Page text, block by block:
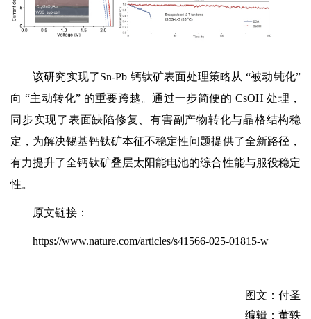
该研究实现了Sn-Pb 钙钛矿表面处理策略从 “被动钝化”
向 “主动转化” 的重要跨越。通过一步简便的 CsOH 处理，
同步实现了表面缺陷修复、有害副产物转化与晶格结构稳
定，为解决锡基钙钛矿本征不稳定性问题提供了全新路径，
有力提升了全钙钛矿叠层太阳能电池的综合性能与服役稳定
性。
原文链接：
https://www.nature.com/articles/s41566-025-01815-w
图文：付圣
编辑：董轶